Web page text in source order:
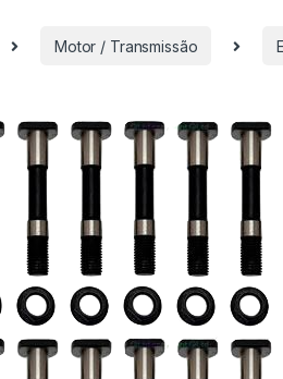
Motor / Transmissão